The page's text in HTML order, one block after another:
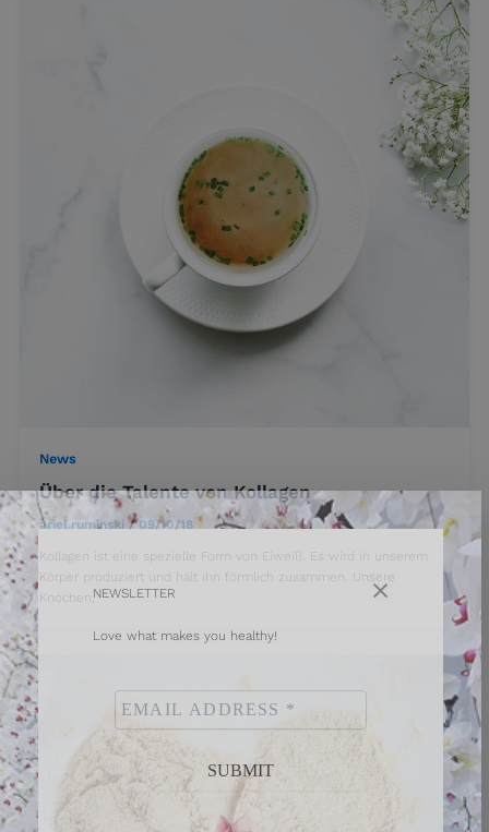
News
Über die Talente von Kollagen
ariel.ruminski/09/10/18
Kollagen ist eine spezielle Form von Eiweiß. Es wird in unserem
Körper produziert und hält ihn förmlich zusammen. Unsere
Knochen,NEWSLETTER
Love what makes you healthy!